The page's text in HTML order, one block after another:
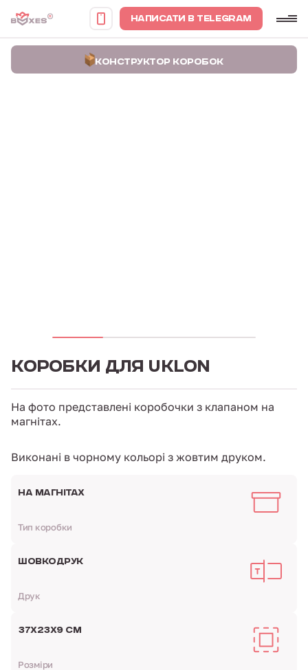
НАПИСАТИ В TELEGRAM
КОНСТРУКТОР КОРОБОК
КОРОБКИ ДЛЯ UKLON
На фото представлені коробочки з клапаном на
магнітах.
Виконані в чорному кольорі з ️жовтим друком.
НА МАГНІТАХ
Тип коробки
ШОВКОДРУК
Друк
37Х23Х9 СМ
Розміри